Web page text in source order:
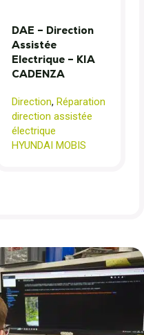
DAE – Direction
Assistée
Electrique – KIA
CADENZA
Direction, Réparation
direction assistée
électrique
HYUNDAI MOBIS